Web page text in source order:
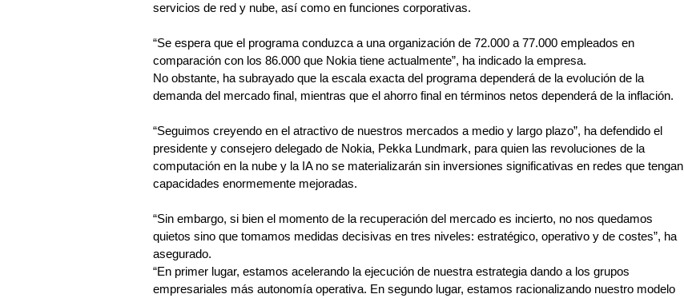
servicios de red y nube, así como en funciones corporativas.
“Se espera que el programa conduzca a una organización de 72.000 a 77.000 empleados en
comparación con los 86.000 que Nokia tiene actualmente”, ha indicado la empresa.
No obstante, ha subrayado que la escala exacta del programa dependerá de la evolución de la
demanda del mercado final, mientras que el ahorro final en términos netos dependerá de la inflación.
“Seguimos creyendo en el atractivo de nuestros mercados a medio y largo plazo”, ha defendido el
presidente y consejero delegado de Nokia, Pekka Lundmark, para quien las revoluciones de la
computación en la nube y la IA no se materializarán sin inversiones significativas en redes que tengan
capacidades enormemente mejoradas.
“Sin embargo, si bien el momento de la recuperación del mercado es incierto, no nos quedamos
quietos sino que tomamos medidas decisivas en tres niveles: estratégico, operativo y de costes”, ha
asegurado.
“En primer lugar, estamos acelerando la ejecución de nuestra estrategia dando a los grupos
empresariales más autonomía operativa. En segundo lugar, estamos racionalizando nuestro modelo